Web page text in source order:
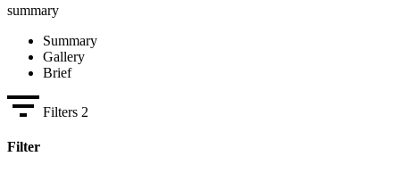
summary
Summary
Gallery
Brief
Filters 2
Filter